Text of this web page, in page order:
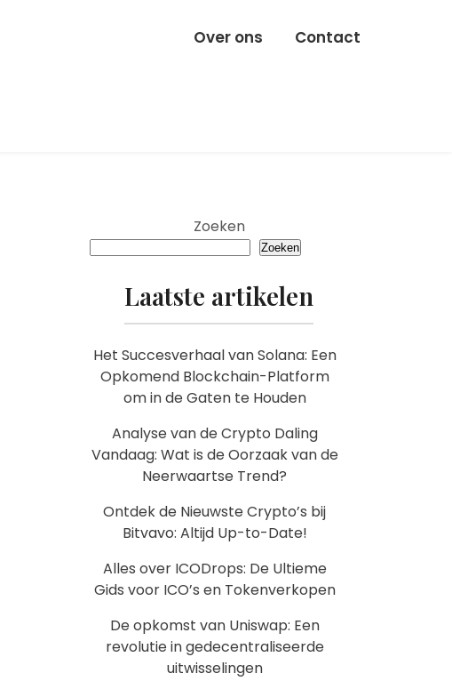
Over ons Contact
Zoeken
Zoeken
Laatste artikelen
Het Succesverhaal van Solana: Een
Opkomend Blockchain-Platform
om in de Gaten te Houden
Analyse van de Crypto Daling
Vandaag: Wat is de Oorzaak van de
Neerwaartse Trend?
Ontdek de Nieuwste Crypto’s bij
Bitvavo: Altijd Up-to-Date!
Alles over ICODrops: De Ultieme
Gids voor ICO’s en Tokenverkopen
De opkomst van Uniswap: Een
revolutie in gedecentraliseerde
uitwisselingen